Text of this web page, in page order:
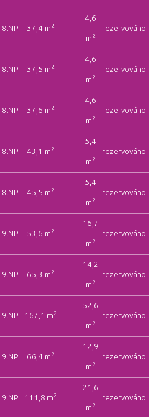
8.NP 37,4 m2
4,6
m2
rezervováno
8.NP 37,5 m2
4,6
m2
rezervováno
8.NP 37,6 m2
4,6
m2
rezervováno
8.NP 43,1 m2
5,4
m2
rezervováno
8.NP 45,5 m2
5,4
m2
rezervováno
9.NP 53,6 m2
16,7
m2
rezervováno
9.NP 65,3 m2
14,2
m2
rezervováno
9.NP 167,1 m2
52,6
m2
rezervováno
9.NP 66,4 m2
12,9
m2
rezervováno
9.NP 111,8 m2
21,6
m2
rezervováno